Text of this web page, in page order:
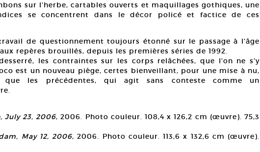
sur l’herbe, cartables ouverts et maquillages gothiques, une
se concentrent dans le décor policé et factice de ces
de questionnement toujours étonné sur le passage à l’âge
repères brouillés, depuis les premières séries de 1992.
les contraintes sur les corps relâchées, que l’on ne s’y
est un nouveau piège, certes bienveillant, pour une mise à nu,
les précédentes, qui agit sans conteste comme un
July 23, 2006, 2006. Photo couleur. 108,4 x 126,2 cm (œuvre). 75,3
May 12, 2006, 2006. Photo couleur. 113,6 x 132,6 cm (œuvre).